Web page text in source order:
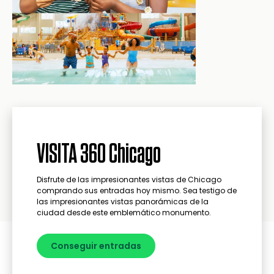
VISITA 360 Chicago
Disfrute de las impresionantes vistas de Chicago
comprando sus entradas hoy mismo. Sea testigo de
las impresionantes vistas panorámicas de la
ciudad desde este emblemático monumento.
Conseguir entradas
Visita 360 Chicago.El emblemático punto de
referencia de Chicago con unas vistas
inolvidables.